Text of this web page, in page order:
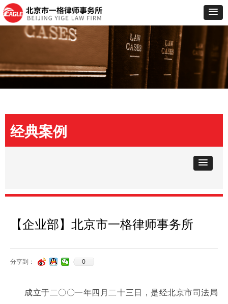
成立于二〇〇一年四月二十三日，是经北京市司法局
【企业部】北京市一格律师事务所
分享到： 0
经典案例